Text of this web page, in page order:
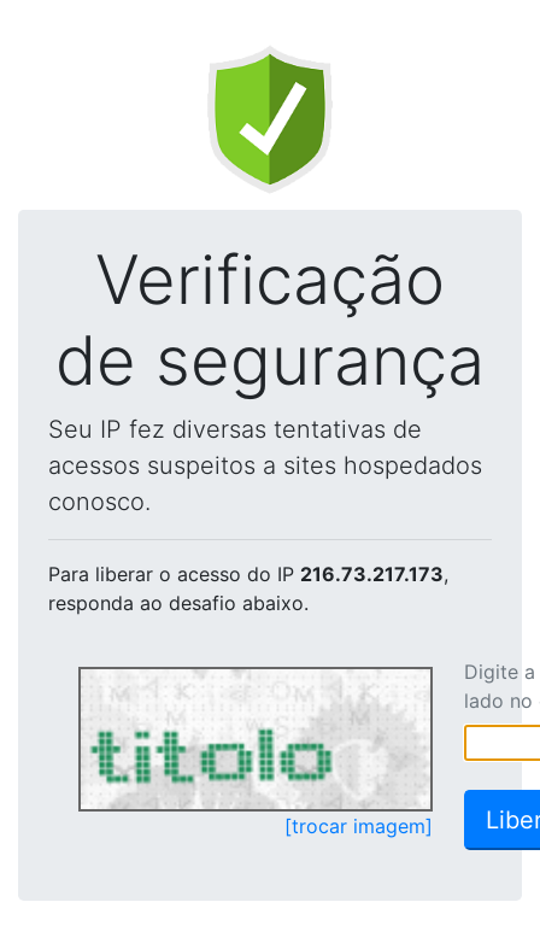
Verificação
de segurança
Seu IP fez diversas tentativas de
acessos suspeitos a sites hospedados
conosco.
Para liberar o acesso do IP 216.73.217.173,
responda ao desafio abaixo.
[trocar imagem]
Digite
lado no